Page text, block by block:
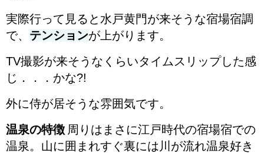
実際行って見ると水戸黄門が来そうな宿場宿調
で、 テンションが上がります。
TV撮影が来そうなくらいタイムスリップした感
じ．．．かな?!
外に侍が居そうな雰囲気です。
温泉の特徴 周りはまさに江戸時代の宿場宿での
温泉。山に囲まれすぐ裏には川が流れ温泉好き